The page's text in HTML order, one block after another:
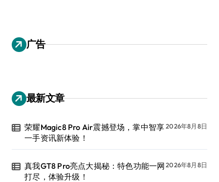
广告
最新文章
荣耀Magic8 Pro Air震撼登场，掌中智享
一手资讯新体验！
2026年8月8日
真我GT8 Pro亮点大揭秘：特色功能一网
打尽，体验升级！
2026年8月8日